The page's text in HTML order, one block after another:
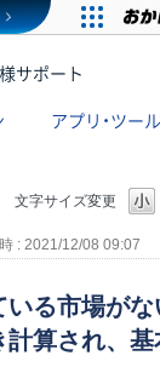
サポート
アプリ・ツール
文字サイズ変更
: 2021/12/08 09:07
る市場がな
算され、基